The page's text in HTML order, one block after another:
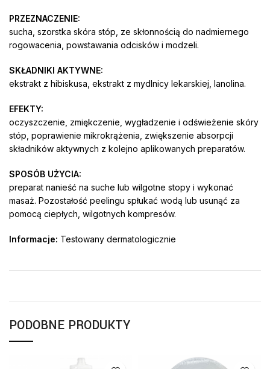
PRZEZNACZENIE:
sucha, szorstka skóra stóp, ze skłonnością do nadmiernego
rogowacenia, powstawania odcisków i modzeli.
SKŁADNIKI AKTYWNE:
ekstrakt z hibiskusa, ekstrakt z mydlnicy lekarskiej, lanolina.
EFEKTY:
oczyszczenie, zmiękczenie, wygładzenie i odświeżenie skóry
stóp, poprawienie mikrokrążenia, zwiększenie absorpcji
składników aktywnych z kolejno aplikowanych preparatów.
SPOSÓB UŻYCIA:
preparat nanieść na suche lub wilgotne stopy i wykonać
masaż. Pozostałość peelingu spłukać wodą lub usunąć za
pomocą ciepłych, wilgotnych kompresów.
Informacje: Testowany dermatologicznie
PODOBNE PRODUKTY